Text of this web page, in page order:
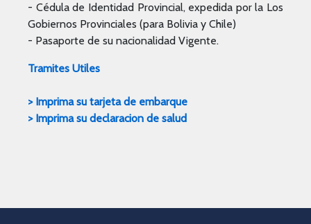
- Cédula de Identidad Provincial, expedida por la Los
Gobiernos Provinciales (para Bolivia y Chile)
- Pasaporte de su nacionalidad Vigente.
Tramites Utiles
> Imprima su tarjeta de embarque
> Imprima su declaracion de salud